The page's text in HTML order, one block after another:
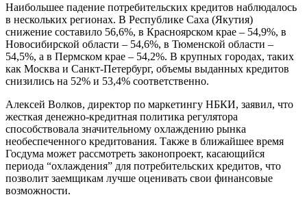
Наибольшее падение потребительских кредитов наблюдалось
в нескольких регионах. В Республике Саха (Якутия)
снижение составило 56,6%, в Красноярском крае – 54,9%, в
Новосибирской области – 54,6%, в Тюменской области –
54,5%, а в Пермском крае – 54,2%. В крупных городах, таких
как Москва и Санкт-Петербург, объемы выданных кредитов
снизились на 52% и 53,4% соответственно.
Алексей Волков, директор по маркетингу НБКИ, заявил, что
жесткая денежно-кредитная политика регулятора
способствовала значительному охлаждению рынка
необеспеченного кредитования. Также в ближайшее время
Госдума может рассмотреть законопроект, касающийся
периода “охлаждения” для потребительских кредитов, что
позволит заемщикам лучше оценивать свои финансовые
возможности.